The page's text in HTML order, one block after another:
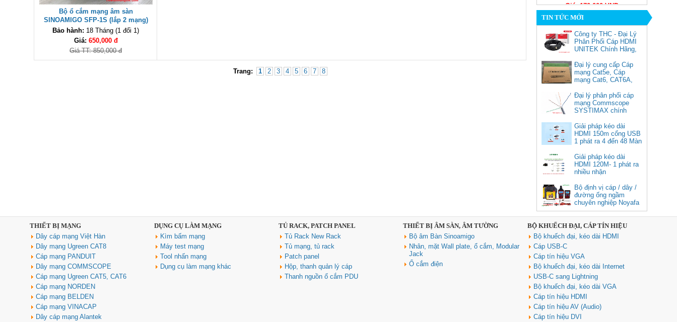
Bộ ổ cắm mạng âm sàn
SINOAMIGO SFP-1S (lắp 2 mạng)
cao cấp
Bảo hành: 18 Tháng (1 đổi 1)
Giá: 650,000 đ
Giá TT: 850,000 đ
Trang: 1 2 3 4 5 6 7 8
Giá: 170,000 VNĐ
Cáp chuyển USB Type-C sang
Displayport 1.4 độ phân giải
cao cấp
Giá: 350,000 VNĐ
Cáp âm thanh 2x1.5 chống
nhiễu chống cháy ALANTEK
301-FRS015-E01P-3SG5 cao cấp
Giá: Liên hệ
TIN TỨC MỚI
Công ty THC - Đại Lý
Phân Phối Cáp HDMI
UNITEK Chính Hãng,
Đại lý cung cấp Cáp
mạng Cat5e, Cáp
mạng Cat6, CAT6A,
Commscope
Đại lý phân phối cáp
mạng Commscope
SYSTIMAX chính
Giải pháp kéo dài
HDMI 150m cổng USB
1 phát ra 4 đến 48 Màn
Giải pháp kéo dài
HDMI 120M- 1 phát ra
nhiều nhận
Bộ định vị cáp / dây /
đường ống ngầm
chuyên nghiệp Noyafa
NF-826
THIẾT BỊ MẠNG
Dây cáp mạng Việt Hàn
Dây mạng Ugreen CAT8
Cáp mạng PANDUIT
Dây mạng COMMSCOPE
Cáp mạng Ugreen CAT5, CAT6
Cáp mạng NORDEN
Cáp mạng BELDEN
Cáp mạng VINACAP
Dây cáp mạng Alantek
DỤNG CỤ LÀM MẠNG
Kìm bấm mạng
Máy test mạng
Tool nhấn mạng
Dụng cụ làm mạng khác
TỦ RACK, PATCH PANEL
Tủ Rack New Rack
Tủ mạng, tủ rack
Patch panel
Hộp, thanh quản lý cáp
Thanh nguồn ổ cắm PDU
THIẾT BỊ ÂM SÀN, ÂM TƯỜNG
Bộ âm Bàn Sinoamigo
Nhân, mặt Wall plate, ổ cắm, Modular
Jack
Ổ cắm điện
BỘ KHUẾCH ĐẠI, CÁP TÍN HIỆU
Bộ khuếch đại, kéo dài HDMI
Cáp USB-C
Cáp tín hiệu VGA
Bộ khuếch đại, kéo dài Internet
USB-C sang Lightning
Bộ khuếch đại, kéo dài VGA
Cáp tín hiệu HDMI
Cáp tín hiệu AV (Audio)
Cáp tín hiệu DVI